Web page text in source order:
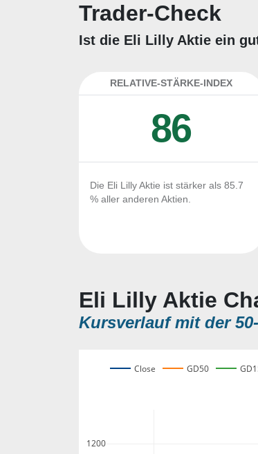
Trader-Check
Ist die Eli Lilly Aktie ein
RELATIVE-STÄRKE-INDEX
86
Die Eli Lilly Aktie ist stärker als 85.7
% aller anderen Aktien.
Eli Lilly Aktie
Kursverlauf mit der
1200
Close GD50